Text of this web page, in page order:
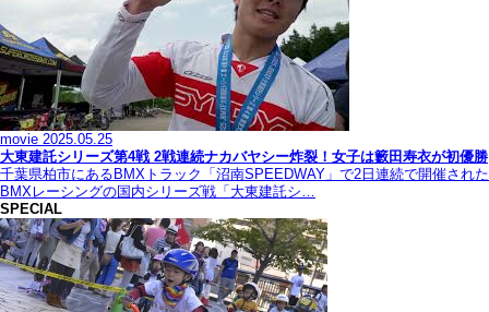
movie 2025.05.25
大東建託シリーズ第4戦 2戦連続ナカバヤシー炸裂！女子は籔田寿衣が初優勝
千葉県柏市にあるBMXトラック「沼南SPEEDWAY」で2日連続で開催された
BMXレーシングの国内シリーズ戦「大東建託シ…
SPECIAL